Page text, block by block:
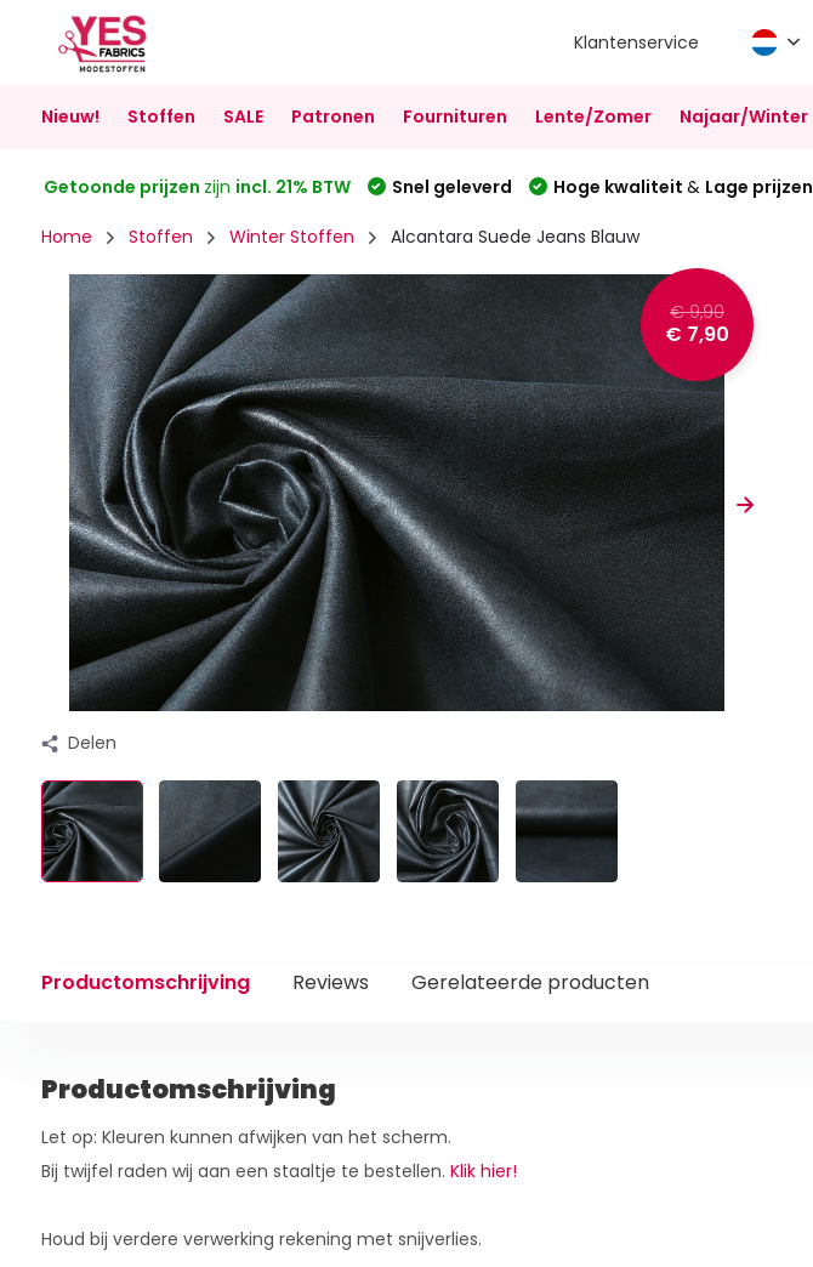
Klantenservice
Nieuw! Stoffen SALE Patronen Fournituren Lente/Zomer Najaar/Winter
Getoonde prijzen zijn incl. 21% BTW Snel geleverd Hoge kwaliteit & Lage prijzen
Home Stoffen Winter Stoffen Alcantara Suede Jeans Blauw
€ 9,90
€ 7,90
Delen
Productomschrijving Reviews Gerelateerde producten
Productomschrijving
Let op: Kleuren kunnen afwijken van het scherm.
Bij twijfel raden wij aan een staaltje te bestellen. Klik hier!
Houd bij verdere verwerking rekening met snijverlies.